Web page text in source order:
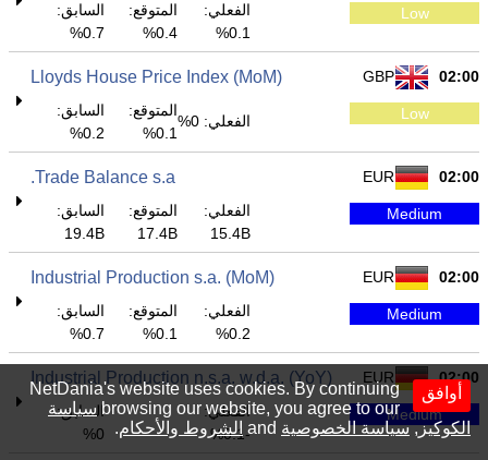
Low
الفعلي:
0.1%
المتوقع:
0.4%
السابق:
0.7%
02:00
GBP
Lloyds House Price Index (MoM)
Low الفعلي: 0%
المتوقع:
0.1%
السابق:
0.2%
02:00
EUR
Trade Balance s.a.
Medium
الفعلي:
15.4B
المتوقع:
17.4B
السابق:
19.4B
02:00
EUR
Industrial Production s.a. (MoM)
Medium
الفعلي:
0.2%
المتوقع:
0.1%
السابق:
0.7%
02:00
EUR
Industrial Production n.s.a. w.d.a. (YoY)
Medium
الفعلي:
-0.1%
السابق:
0%
أوافق
NetDania's website uses cookies. By continuing
browsing our website, you agree to our سياسة
الكوكيز,سياسة الخصوصية الشروط والأحكام.